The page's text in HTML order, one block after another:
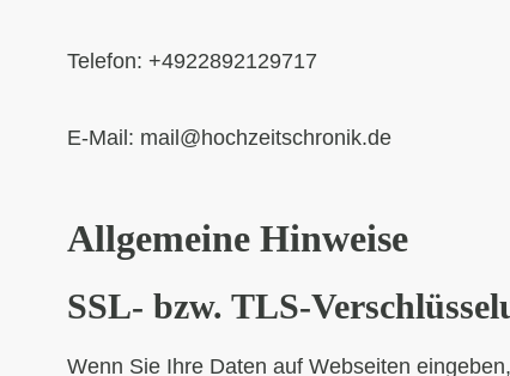
Telefon: +4922892129717
E-Mail: mail@hochzeitschronik.de
Allgemeine Hinweise
SSL- bzw. TLS-
Wenn Sie Ihre Daten auf Webseiten